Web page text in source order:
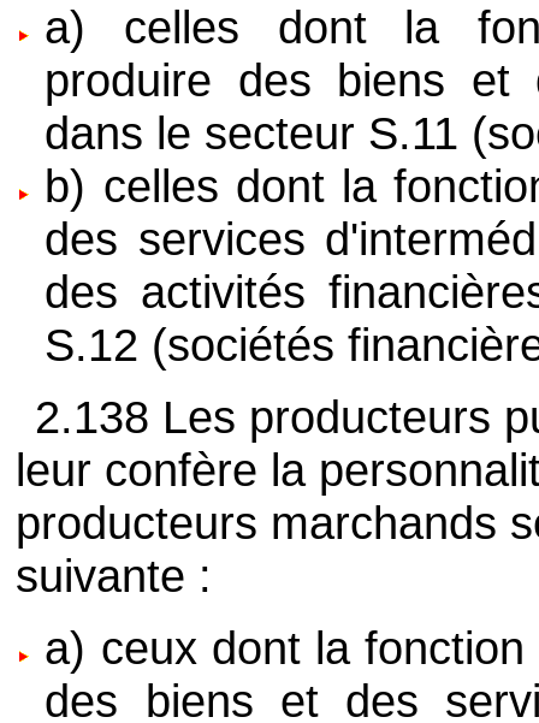
a) celles dont la
produire des biens et
dans le secteur S.11
b) celles dont la
des services
des activités
S.12 (sociétés
2.138 Les producteurs
leur confère la
producteurs marchands
suivante :
a) ceux dont la
des biens et des